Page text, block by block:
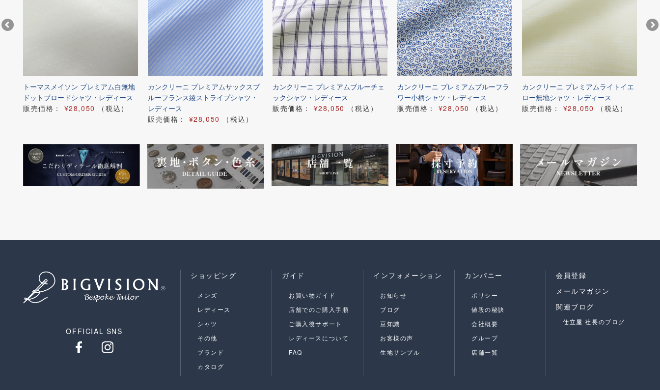
トーマスメイソン プレミアム白無地
ドットブロードシャツ・レディース
販売価格： ¥28,050 （税込）
カンクリーニ プレミアムサックスブ
ルーフランス綾ストライプシャツ・
レディース
販売価格： ¥28,050 （税込）
カンクリーニ プレミアムブルーチェ
ックシャツ・レディース
販売価格： ¥28,050 （税込）
カンクリーニ プレミアムブルーフラ
ワー小柄シャツ・レディース
販売価格： ¥28,050 （税込）
カンクリーニ プレミアムライトイエ
ロー無地シャツ・レディース
販売価格： ¥28,050 （税込）
OFFICIAL SNS
ショッピング
メンズ
レディース
シャツ
その他
ブランド
カタログ
ガイド
お買い物ガイド
店舗でのご購入手順
ご購入後サポート
レディースについて
FAQ
インフォメーション
お知らせ
ブログ
豆知識
お客様の声
生地サンプル
カンパニー
ポリシー
値段の秘訣
会社概要
グループ
店舗一覧
会員登録
メールマガジン
関連ブログ
仕立屋 社長のブログ